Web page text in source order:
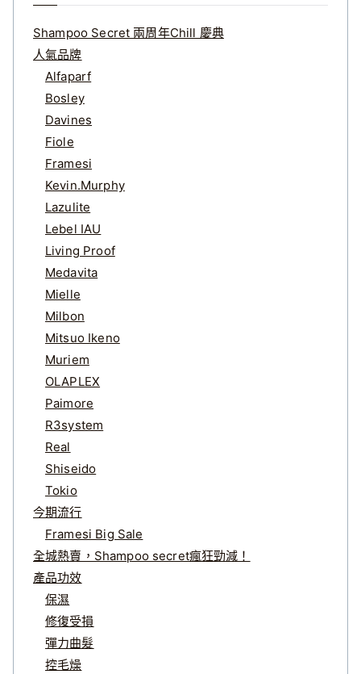
Shampoo Secret 兩周年Chill 慶典
人氣品牌
Alfaparf
Bosley
Davines
Fiole
Framesi
Kevin.Murphy
Lazulite
Lebel IAU
Living Proof
Medavita
Mielle
Milbon
Mitsuo Ikeno
Muriem
OLAPLEX
Paimore
R3system
Real
Shiseido
Tokio
今期流行
Framesi Big Sale
全城熱賣，Shampoo secret瘋狂勁減！
產品功效
保濕
修復受損
彈力曲髮
控毛燥